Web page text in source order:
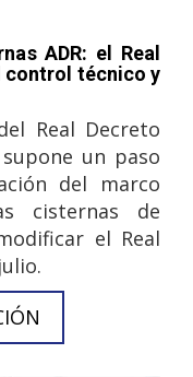
ADR: el Real
control técnico y
Real Decreto
un paso
del marco
cisternas de
el Real